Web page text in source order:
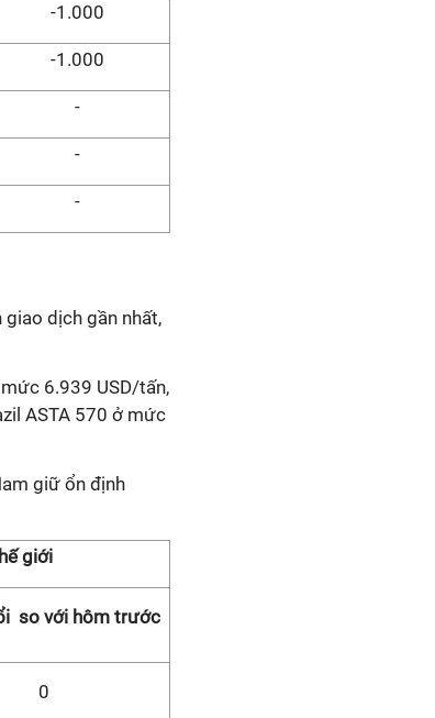
-1.000
-1.000
-
-
-
dịch gần nhất,
6.939 USD/tấn,
ASTA 570 ở mức
giữ ổn định
giới
so với hôm trước
0